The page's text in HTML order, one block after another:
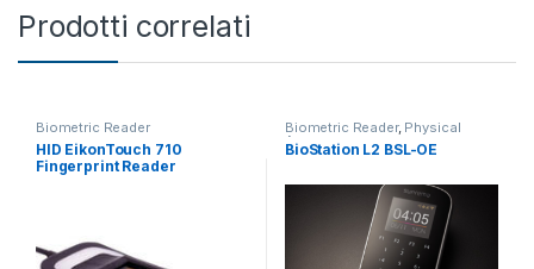
Prodotti correlati
Biometric Reader
HID EikonTouch 710
Fingerprint Reader
Biometric Reader, Physical
Access
BioStation L2 BSL-OE